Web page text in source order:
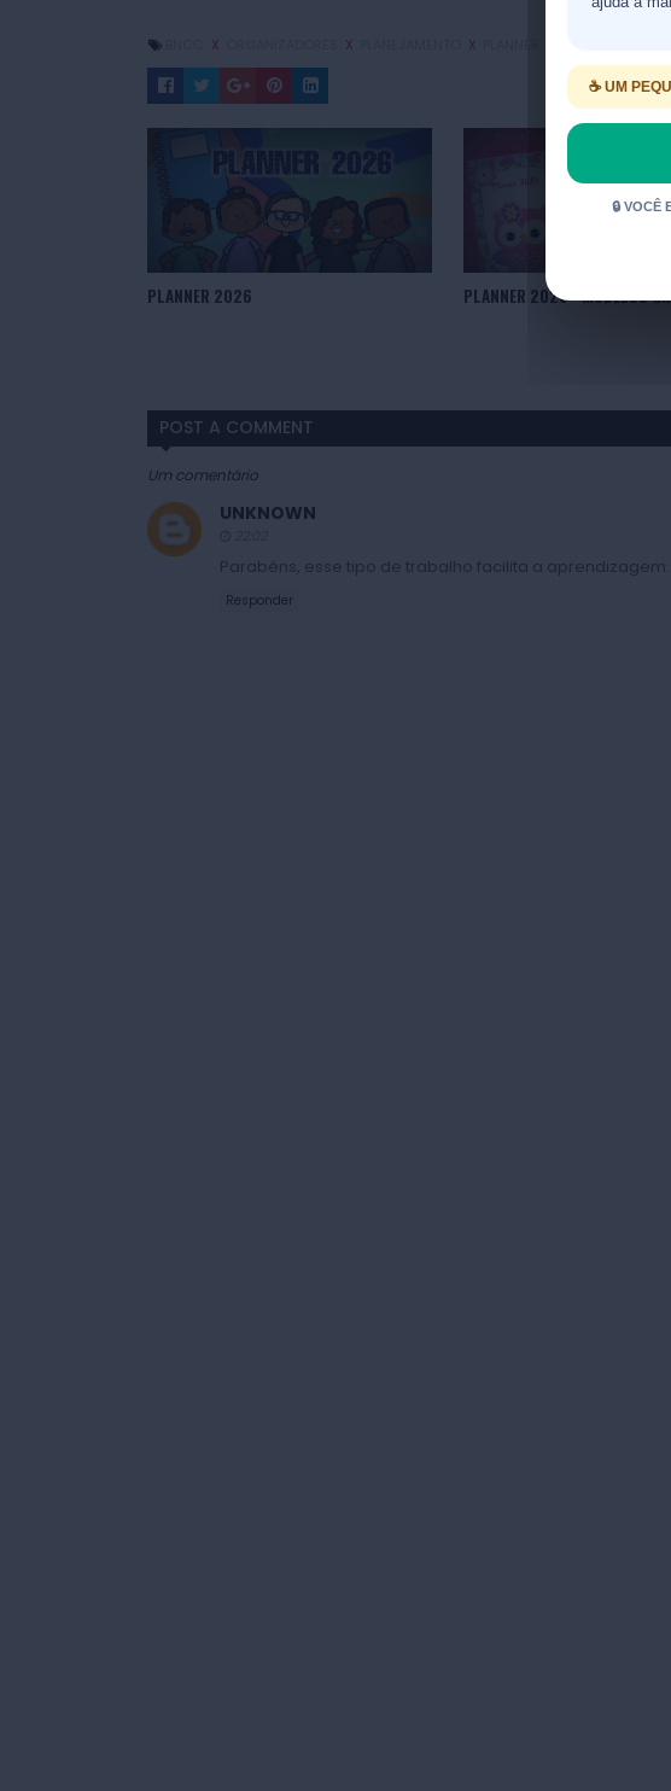
X X X
PLANNER 2026 PLANNER 2025 - MODELOS
POST A COMMENT
Um comentário
UNKNOWN
Parabéns, esse tipo de trabalho facilita a aprendizagem.
Responder